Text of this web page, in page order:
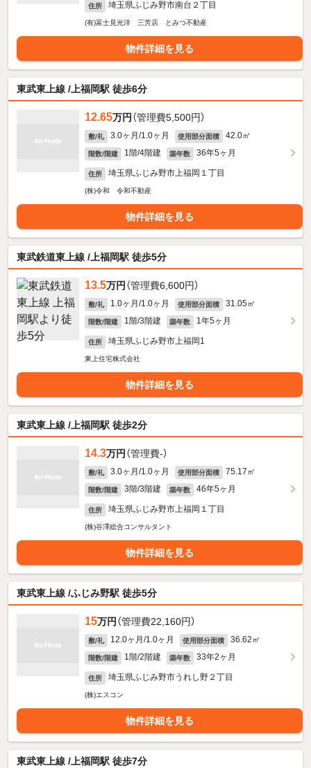
住所 埼玉県ふじみ野市南台２丁目
(有)富士見光洋 三芳店 とみつ不動産
物件詳細を見る
東武東上線 /上福岡駅 徒歩6分
12.65万円 （管理費5,500円）
敷/礼 3.0ヶ月/1.0ヶ月 使用部分面積 42.0㎡
階数/階建 1階/4階建 築年数 36年5ヶ月
住所 埼玉県ふじみ野市上福岡１丁目
(株)令和 令和不動産
物件詳細を見る
東武鉄道東上線 /上福岡駅 徒歩5分
13.5万円 （管理費6,600円）
敷/礼 1.0ヶ月/1.0ヶ月 使用部分面積 31.05㎡
階数/階建 1階/3階建 築年数 1年5ヶ月
住所 埼玉県ふじみ野市上福岡1
東上住宅株式会社
物件詳細を見る
東武東上線 /上福岡駅 徒歩2分
14.3万円 （管理費-）
敷/礼 3.0ヶ月/1.0ヶ月 使用部分面積 75.17㎡
階数/階建 3階/3階建 築年数 46年5ヶ月
住所 埼玉県ふじみ野市上福岡１丁目
(株)谷澤総合コンサルタント
物件詳細を見る
東武東上線 /ふじみ野駅 徒歩5分
15万円 （管理費22,160円）
敷/礼 12.0ヶ月/1.0ヶ月 使用部分面積 36.62㎡
階数/階建 1階/2階建 築年数 33年2ヶ月
住所 埼玉県ふじみ野市うれし野２丁目
(株)エスコン
物件詳細を見る
東武東上線 /上福岡駅 徒歩7分